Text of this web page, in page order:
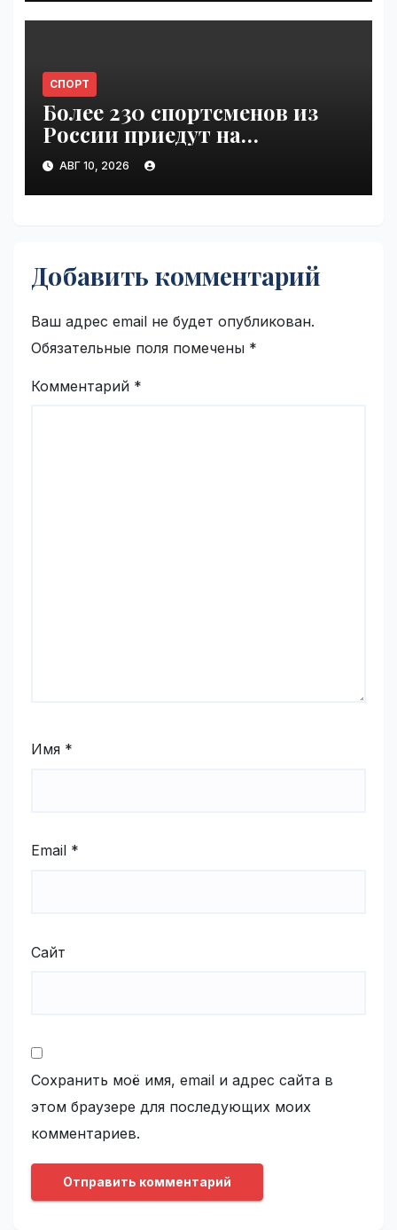
СПОРТ
Более 230 спортсменов из
России приедут на
Всемирные игры кочевников
| VseTime.ru
АВГ 10, 2026
Добавить комментарий
Ваш адрес email не будет опубликован.
Обязательные поля помечены *
Комментарий *
Имя *
Email *
Сайт
Сохранить моё имя, email и адрес сайта в
этом браузере для последующих моих
комментариев.